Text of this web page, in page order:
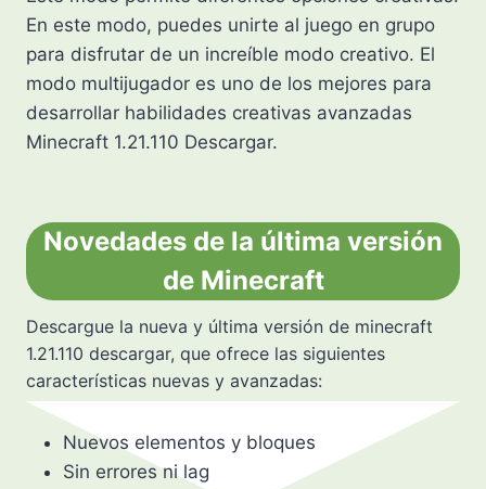
En este modo, puedes unirte al juego en grupo
para disfrutar de un increíble modo creativo. El
modo multijugador es uno de los mejores para
desarrollar habilidades creativas avanzadas
Minecraft 1.21.110 Descargar.
Novedades de la última versión
de Minecraft
Descargue la nueva y última versión de minecraft
1.21.110 descargar, que ofrece las siguientes
características nuevas y avanzadas:
Nuevos elementos y bloques
Sin errores ni lag